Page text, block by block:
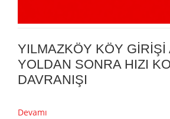
YILMAZKÖY KÖY GİRİŞİ
YOLDAN SONRA HIZI
DAVRANIŞI
Devamı